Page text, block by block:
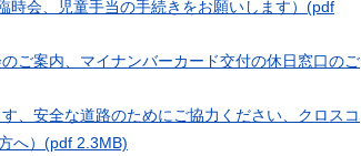
会、児童手当の手続きをお願いします） (pdf
ご案内、マイナンバーカード交付の休日窓口のご
、安全な道路のためにご協力ください、クロスコ
へ） (pdf 2.3MB)